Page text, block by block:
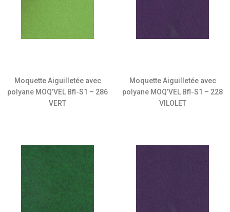
Moquette Aiguilletée avec
polyane MOQ’VEL Bfl-S1 – 286
VERT
Moquette Aiguilletée avec
polyane MOQ’VEL Bfl-S1 – 228
VILOLET